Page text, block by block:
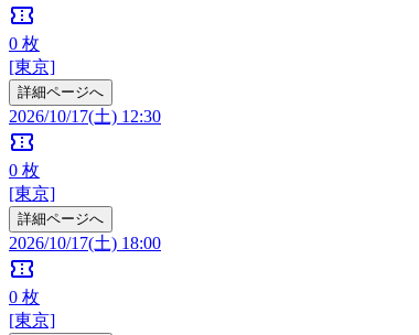
confirmation_number
0 枚
[東京]
詳細ページへ
2026/10/17(土) 12:30
confirmation_number
0 枚
[東京]
詳細ページへ
2026/10/17(土) 18:00
confirmation_number
0 枚
[東京]